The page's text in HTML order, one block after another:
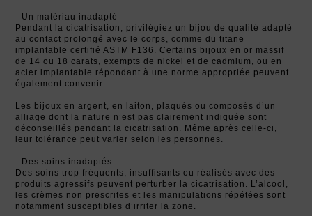
- Un matériau inadapté
Pendant la cicatrisation, privilégiez un bijou de qualité adapté
au contact prolongé avec le corps, comme du titane
implantable certifié ASTM F136. Certains bijoux en or massif
de 14 ou 18 carats, exempts de nickel et de cadmium, ou en
acier implantable répondant à une norme appropriée peuvent
également convenir.
Les bijoux en argent, en laiton, plaqués ou composés d’un
alliage dont la nature n’est pas clairement indiquée sont
déconseillés pendant la cicatrisation. Même après celle-ci,
leur tolérance peut varier selon les personnes.
- Des soins inadaptés
Des soins trop fréquents, insuffisants ou réalisés avec des
produits agressifs peuvent perturber la cicatrisation. L’alcool,
les crèmes non prescrites et les manipulations répétées sont
notamment susceptibles d’irriter la zone.